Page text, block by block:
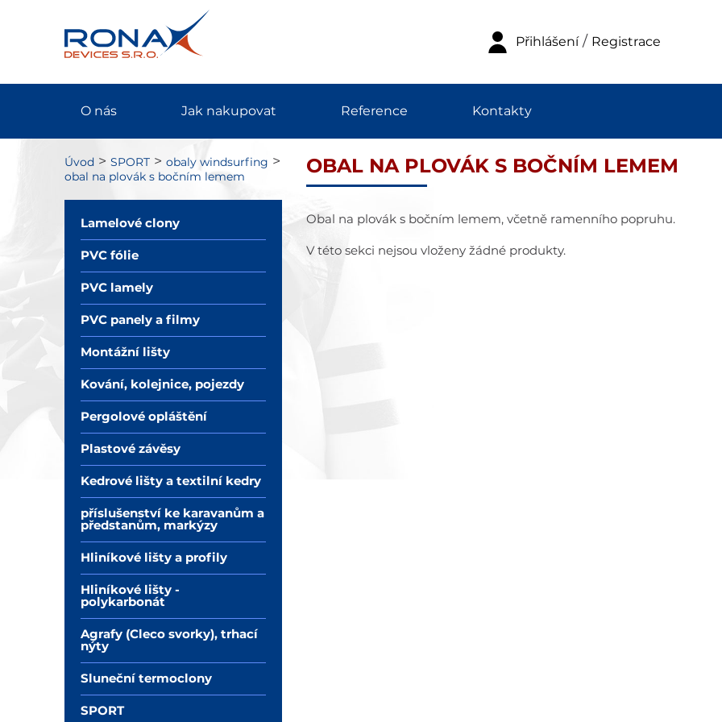
Přihlášení/ Registrace
O nás Jak nakupovat Reference Kontakty
Úvod > SPORT > obaly windsurfing >
obal na plovák s bočním lemem
Lamelové clony
PVC fólie
PVC lamely
PVC panely a filmy
Montážní lišty
Kování, kolejnice, pojezdy
Pergolové opláštění
Plastové závěsy
Kedrové lišty a textilní kedry
příslušenství ke karavanům a
předstanům, markýzy
Hliníkové lišty a profily
Hliníkové lišty -
polykarbonát
Agrafy (Cleco svorky), trhací
nýty
Sluneční termoclony
SPORT
OBAL NA PLOVÁK S BOČNÍM LEMEM
Obal na plovák s bočním lemem, včetně ramenního popruhu.
V této sekci nejsou vloženy žádné produkty.